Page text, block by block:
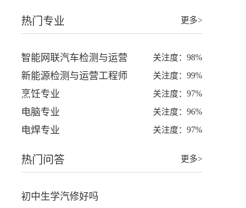
热门专业 更多>
智能网联汽车检测与运营 关注度：98%
新能源检测与运营工程师 关注度：99%
烹饪专业 关注度：97%
电脑专业 关注度：96%
电焊专业 关注度：97%
热门问答 更多>
初中生学汽修好吗